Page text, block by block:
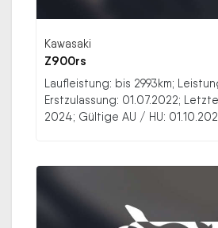
Kawasaki
Z900rs
Laufleistung: bis 2993km;
Erstzulassung: 01.07.2022;
2024; Gültige AU / HU: